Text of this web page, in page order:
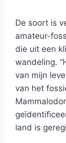
De soort is
amateur-
die uit een
wandeling.
van mijn
van het
land is